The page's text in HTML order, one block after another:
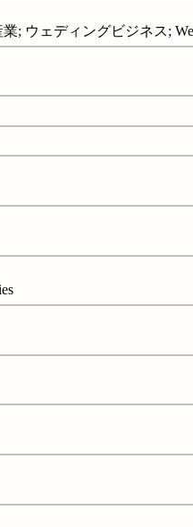
ウェディングビジネス;